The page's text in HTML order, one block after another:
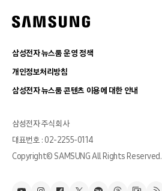
삼성전자 뉴스룸 운영 정책
개인정보처리방침
삼성전자 뉴스룸 콘텐츠 이용에 대한 안내
삼성전자 주식회사
대표번호 : 02-2255-0114
Copyright© SAMSUNG All Rights Reserved.